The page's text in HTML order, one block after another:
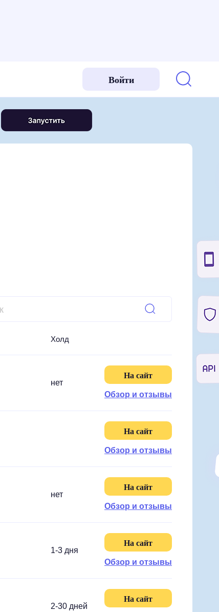
Войти
Холд
нет
На сайт
Обзор и отзывы
На сайт
Обзор и отзывы
нет
На сайт
Обзор и отзывы
1-3 дня
На сайт
Обзор и отзывы
2-30 дней
На сайт